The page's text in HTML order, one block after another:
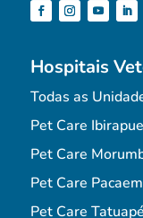
Hospitais
Todas as
Pet Care
Pet Care
Pet Care
Pet Care